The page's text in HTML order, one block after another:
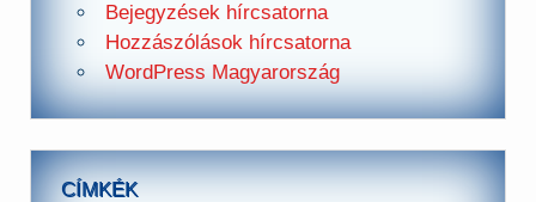
Bejegyzések hírcsatorna
Hozzászólások hírcsatorna
WordPress Magyarország
CÍMKÉK